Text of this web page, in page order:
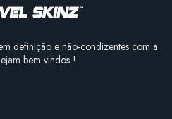
definição e não-condizentes com a
bem vindos !